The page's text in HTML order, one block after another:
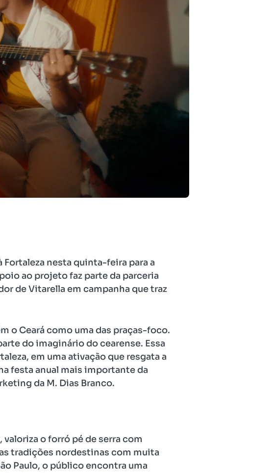
Fortaleza nesta quinta-feira para a
ao projeto faz parte da parceria
de Vitarella em campanha que traz
o Ceará como uma das praças-foco.
do imaginário do cearense. Essa
em uma ativação que resgata a
festa anual mais importante da
da M. Dias Branco.
o forró pé de serra com
tradições nordestinas com muita
Paulo, o público encontra uma